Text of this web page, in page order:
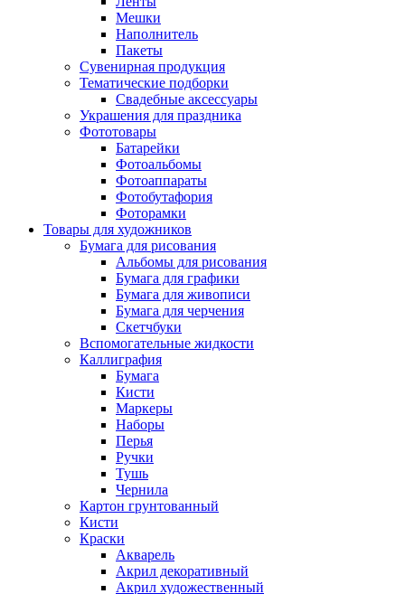
Мешки
Наполнитель
Пакеты
Сувенирная продукция
Тематические подборки
Свадебные аксессуары
Украшения для праздника
Фототовары
Батарейки
Фотоальбомы
Фотоаппараты
Фотобутафория
Фоторамки
Товары для художников
Бумага для рисования
Альбомы для рисования
Бумага для графики
Бумага для живописи
Бумага для черчения
Скетчбуки
Вспомогательные жидкости
Каллиграфия
Бумага
Кисти
Маркеры
Наборы
Перья
Ручки
Тушь
Чернила
Картон грунтованный
Кисти
Краски
Акварель
Акрил декоративный
Акрил художественный